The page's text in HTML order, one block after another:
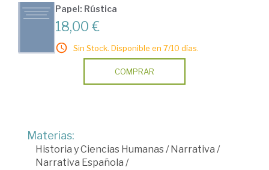
Papel: Rústica
18,00 €
Sin Stock. Disponible en 7/10 días.
COMPRAR
Materias:
Historia y Ciencias Humanas/Narrativa /
Narrativa Española /